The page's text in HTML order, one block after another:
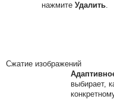
нажмите Удалить.
Сжатие изображений
выбирает,